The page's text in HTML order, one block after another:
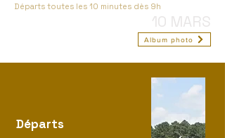
Départs toutes les 10 minutes dès 9h
10 MARS
Album photo
Départs